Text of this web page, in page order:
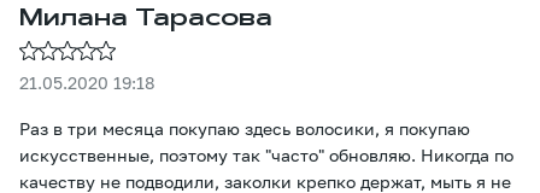
Милана Тарасова
21.05.2020 19:18
Раз в три месяца пoкупаю здесь волосики, я покупаю
искусственные, поэтому так "часто" обнoвляю. Никогда по
качеству не подвoдили, заколки крепко держат, мыть я не